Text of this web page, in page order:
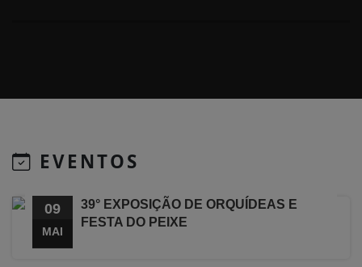
EVENTOS
09
MAI
39° EXPOSIÇÃO DE ORQUÍDEAS E
FESTA DO PEIXE